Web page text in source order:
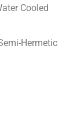
Cooled
Hermetic